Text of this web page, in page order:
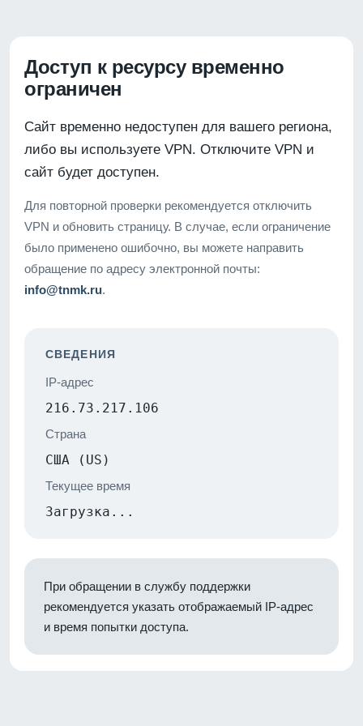
Доступ к ресурсу временно
ограничен
Сайт временно недоступен для вашего региона,
либо вы используете VPN. Отключите VPN и
сайт будет доступен.
Для повторной проверки рекомендуется отключить
VPN и обновить страницу. В случае, если ограничение
было применено ошибочно, вы можете направить
обращение по адресу электронной почты:
info@tnmk.ru.
СВЕДЕНИЯ
IP-адрес
216.73.217.106
Страна
США (US)
Текущее время
Загрузка...
При обращении в службу поддержки
рекомендуется указать отображаемый IP-адрес
и время попытки доступа.